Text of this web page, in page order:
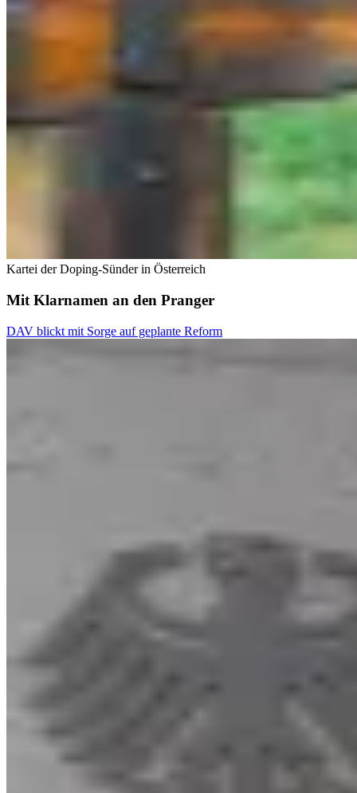
Kartei der Doping-Sünder in Österreich
Mit Klarnamen an den Pranger
DAV blickt mit Sorge auf geplante Reform